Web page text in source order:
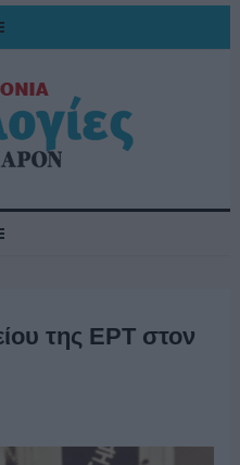
της ΕΡΤ στον